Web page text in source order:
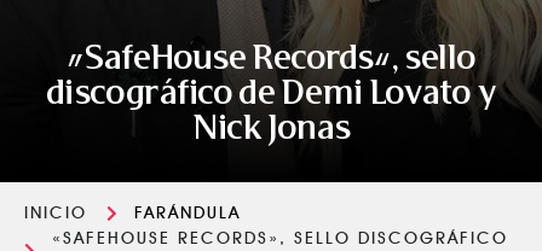
«SafeHouse Records», sello
discográfico de Demi Lovato y
Nick Jonas
INICIO
FARÁNDULA
«SAFEHOUSE RECORDS», SELLO DISCOGRÁFICO